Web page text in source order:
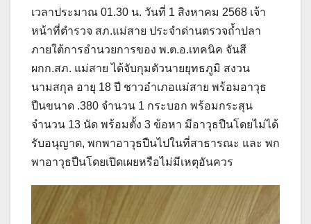
เวลาประมาณ 01.30 น. วันที่ 1 สิงหาคม 2568 เจ้า
หน้าที่ตำรวจ สภ.แม่สาย ประจำด่านตรวจถ้ำปลา
ภายใต้การอำนวยการของ พ.ต.อ.เทคนิค จันสี
ผกก.สภ. แม่สาย ได้จับกุมตัวนายยุทธภูมิ สงวน
นามสกุล อายุ 18 ปี ชาวอำเภอแม่สาย พร้อมอาวุธ
ปืนขนาด .380 จำนวน 1 กระบอก พร้อมกระสุน
จำนวน 13 นัด พร้อมตั้ง 3 ข้อหา มีอาวุธปืนโดยไม่ได้
รับอนุญาต, พกพาอาวุธปืนไปในที่สาธารณะ และ พก
พาอาวุธปืนโดยเปิดเผยหรือไม่มีเหตุอันควร